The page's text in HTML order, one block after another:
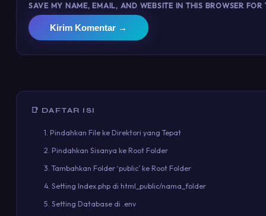
SAVE MY NAME, EMAIL, AND WEBSITE IN THIS BROWSER FOR
Kirim Komentar →
📑 DAFTAR ISI
1. Pindahkan File ke Direktori yang Tepat
2. Pindahkan Sisanya ke Root Folder
3. Tambahkan Folder ‘public’ ke Root Folder
4. Setting Index.php di html_public/nama_folder
5. Setting Database di .env